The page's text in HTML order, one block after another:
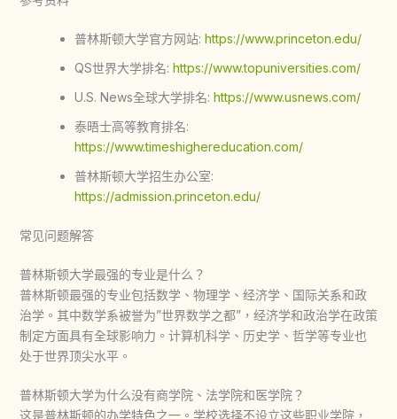
普林斯顿大学官方网站: https://www.princeton.edu/
QS世界大学排名: https://www.topuniversities.com/
U.S. News全球大学排名: https://www.usnews.com/
泰晤士高等教育排名:
https://www.timeshighereducation.com/
普林斯顿大学招生办公室:
https://admission.princeton.edu/
常见问题解答
普林斯顿大学最强的专业是什么？
普林斯顿最强的专业包括数学、物理学、经济学、国际关系和政
治学。其中数学系被誉为”世界数学之都”，经济学和政治学在政策
制定方面具有全球影响力。计算机科学、历史学、哲学等专业也
处于世界顶尖水平。
普林斯顿大学为什么没有商学院、法学院和医学院？
这是普林斯顿的办学特色之一。学校选择不设立这些职业学院，